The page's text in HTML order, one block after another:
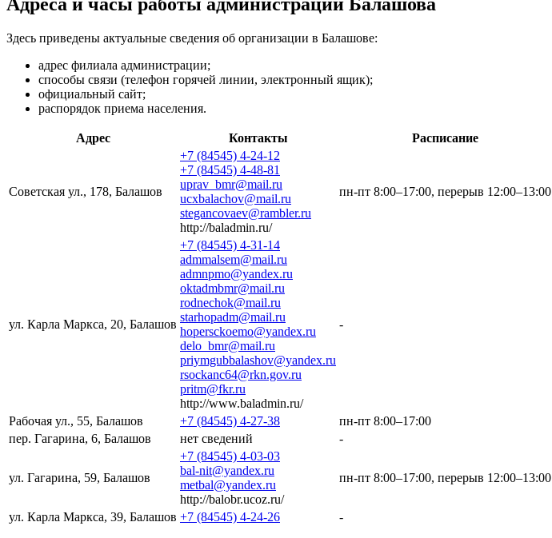
Здесь приведены актуальные сведения об организации в Балашове:
адрес филиала администрации;
способы связи (телефон горячей линии, электронный ящик);
официальный сайт;
распорядок приема населения.
Адрес Контакты Расписание
Советская ул., 178, Балашов
+7 (84545) 4-24-12
+7 (84545) 4-48-81
uprav_bmr@mail.ru
ucxbalachov@mail.ru
stegancovaev@rambler.ru
http://baladmin.ru/
пн-пт 8:00–17:00, перерыв 12:00–13:00
ул. Карла Маркса, 20, Балашов
+7 (84545) 4-31-14
admmalsem@mail.ru
admnpmo@yandex.ru
oktadmbmr@mail.ru
rodnechok@mail.ru
starhopadm@mail.ru
hopersckoemo@yandex.ru
delo_bmr@mail.ru
priymgubbalashov@yandex.ru
rsockanc64@rkn.gov.ru
pritm@fkr.ru
http://www.baladmin.ru/
-
Рабочая ул., 55, Балашов +7 (84545) 4-27-38
пн-пт 8:00–17:00
пер. Гагарина, 6, Балашов
нет сведений -
ул. Гагарина, 59, Балашов
+7 (84545) 4-03-03
bal-nit@yandex.ru
metbal@yandex.ru
http://balobr.ucoz.ru/
пн-пт 8:00–17:00, перерыв 12:00–13:00
ул. Карла Маркса, 39, Балашов +7 (84545) 4-24-26 -